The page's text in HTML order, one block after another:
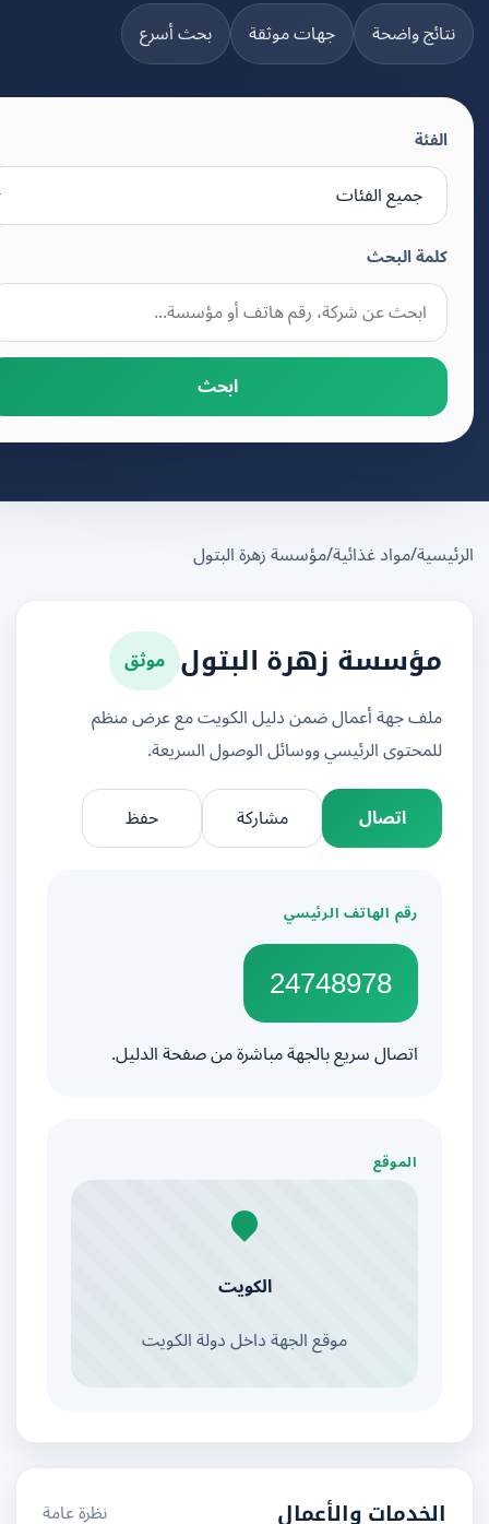
واضحة جهات موثقة بحث أسرع
كلمة البحث
ابحث
/مواد غذائية/مؤسسة زهرة البتول
مؤسسة زهرة البتول موثق
ملف جهة أعمال ضمن دليل الكويت مع عرض منظم
للمحتوى الرئيسي ووسائل الوصول السريعة.
اتصال
مشاركة
رقم الهاتف الرئيسي
24748978
اتصال سريع بالجهة مباشرة من صفحة الدليل.
الموقع
الكويت
موقع الجهة داخل دولة الكويت
الخدمات والأعمال نظرة عامة